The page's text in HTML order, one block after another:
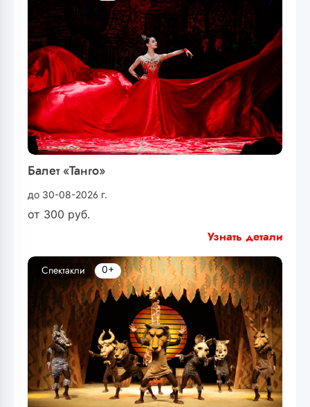
Балет «Танго»
до 30-08-2026 г.
от 300 руб.
Узнать детали
Спектакли 0+